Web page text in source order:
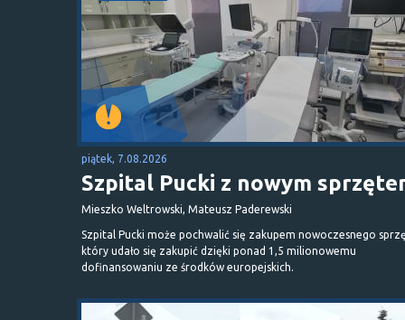
piątek, 7.08.2026
Szpital Pucki z nowym
Mieszko Weltrowski, Mateusz Paderewski
Szpital Pucki może pochwalić się zakupem nowoczesnego
który udało się zakupić dzięki ponad 1,5 milionowemu
dofinansowaniu ze środków europejskich.